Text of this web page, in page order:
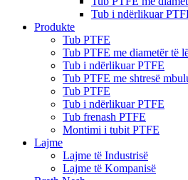
Tub i ndërlikuar
Produkte
Tub PTFE
Tub PTFE me diametër të
Tub i ndërlikuar PTFE
Tub PTFE me shtresë
Tub PTFE
Tub i ndërlikuar PTFE
Tub frenash PTFE
Montimi i tubit PTFE
Lajme
Lajme të Industrisë
Lajme të Kompanisë